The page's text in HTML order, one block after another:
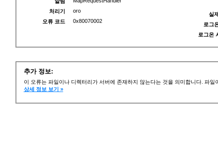
처리기
oro
오류 코드
0x80070002
실
로그
로그온
추가 정보:
이 오류는 파일이나 디렉터리가 서버에 존재하지 않는다는 것을 의미합니다. 파
상세 정보 보기 »